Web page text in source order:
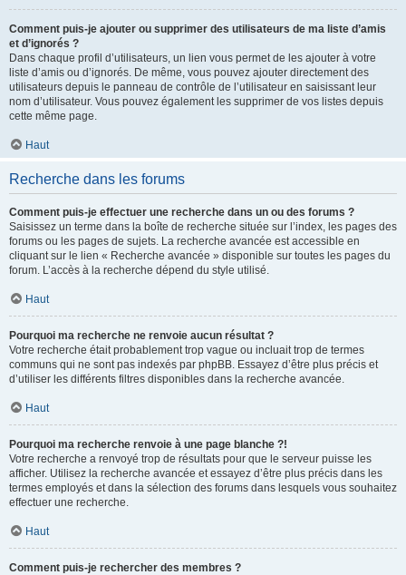
Comment puis-je ajouter ou supprimer des utilisateurs de ma liste d’amis
et d’ignorés ?
Dans chaque profil d’utilisateurs, un lien vous permet de les ajouter à votre
liste d’amis ou d’ignorés. De même, vous pouvez ajouter directement des
utilisateurs depuis le panneau de contrôle de l’utilisateur en saisissant leur
nom d’utilisateur. Vous pouvez également les supprimer de vos listes depuis
cette même page.
Haut
Recherche dans les forums
Comment puis-je effectuer une recherche dans un ou des forums ?
Saisissez un terme dans la boîte de recherche située sur l’index, les pages des
forums ou les pages de sujets. La recherche avancée est accessible en
cliquant sur le lien « Recherche avancée » disponible sur toutes les pages du
forum. L’accès à la recherche dépend du style utilisé.
Haut
Pourquoi ma recherche ne renvoie aucun résultat ?
Votre recherche était probablement trop vague ou incluait trop de termes
communs qui ne sont pas indexés par phpBB. Essayez d’être plus précis et
d’utiliser les différents filtres disponibles dans la recherche avancée.
Haut
Pourquoi ma recherche renvoie à une page blanche ?!
Votre recherche a renvoyé trop de résultats pour que le serveur puisse les
afficher. Utilisez la recherche avancée et essayez d’être plus précis dans les
termes employés et dans la sélection des forums dans lesquels vous souhaitez
effectuer une recherche.
Haut
Comment puis-je rechercher des membres ?